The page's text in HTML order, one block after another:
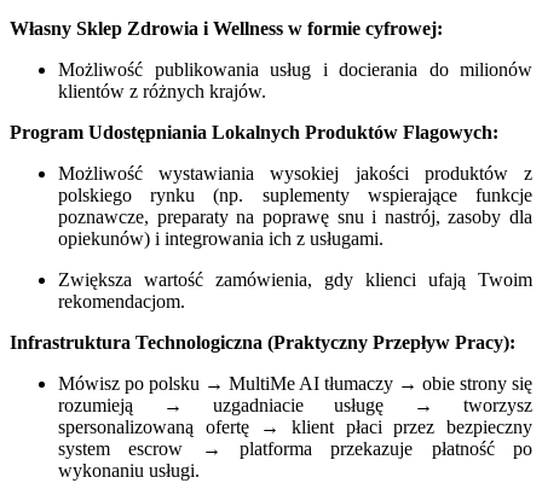
Własny Sklep Zdrowia i Wellness w formie cyfrowej:
Możliwość publikowania usług i docierania do milionów
klientów z różnych krajów.
Program Udostępniania Lokalnych Produktów Flagowych:
Możliwość wystawiania wysokiej jakości produktów z
polskiego rynku (np. suplementy wspierające funkcje
poznawcze, preparaty na poprawę snu i nastrój, zasoby dla
opiekunów) i integrowania ich z usługami.
Zwiększa wartość zamówienia, gdy klienci ufają Twoim
rekomendacjom.
Infrastruktura Technologiczna (Praktyczny Przepływ Pracy):
Mówisz po polsku → MultiMe AI tłumaczy → obie strony się
rozumieją → uzgadniacie usługę → tworzysz
spersonalizowaną ofertę → klient płaci przez bezpieczny
system escrow → platforma przekazuje płatność po
wykonaniu usługi.